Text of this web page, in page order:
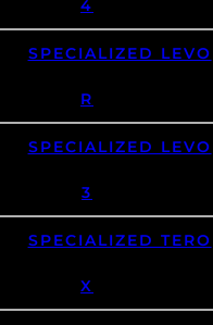
SPECIALIZED LEVO
SPECIALIZED LEVO
SPECIALIZED TERO
YETI LTE